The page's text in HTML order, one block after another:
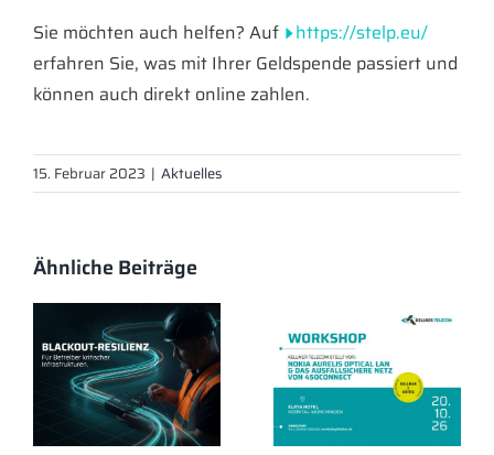
Sie möchten auch helfen? Auf
https://stelp.eu/
erfahren Sie, was mit Ihrer Geldspende passiert und
können auch direkt online zahlen.
15. Februar 2023 | Aktuelles
Ähnliche Beiträge